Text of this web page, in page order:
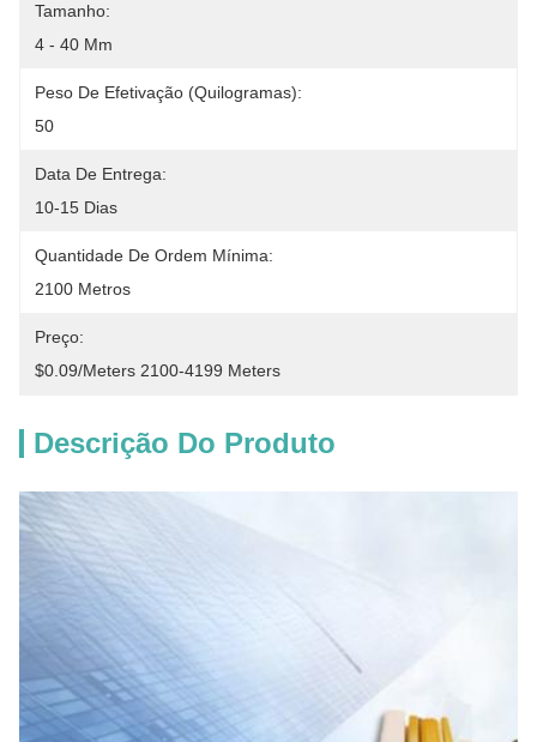
Tamanho:
4 - 40 Mm
Peso De Efetivação (quilogramas):
50
Data De Entrega:
10-15 Dias
Quantidade De Ordem Mínima:
2100 Metros
Preço:
$0.09/meters 2100-4199 Meters
Descrição Do Produto